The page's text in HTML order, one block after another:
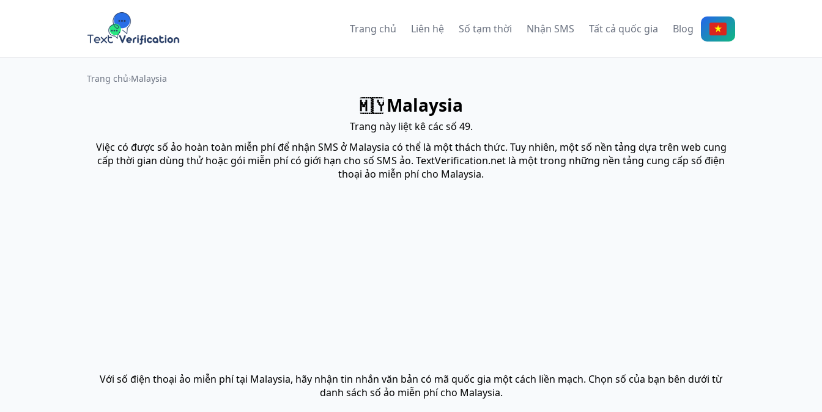
Trang chủ Liên hệ Số tạm thời Nhận SMS Tất cả quốc gia Blog
Trang chủ Malaysia
🇲🇾Malaysia
Trang này liệt kê các số 49.
Việc có được số ảo hoàn toàn miễn phí để nhận SMS ở Malaysia có thể là một thách thức. Tuy nhiên, một số nền tảng dựa trên web cung
cấp thời gian dùng thử hoặc gói miễn phí có giới hạn cho số SMS ảo. TextVerification.net là một trong những nền tảng cung cấp số điện
thoại ảo miễn phí cho Malaysia.
Với số điện thoại ảo miễn phí tại Malaysia, hãy nhận tin nhắn văn bản có mã quốc gia một cách liền mạch. Chọn số của bạn bên dưới từ
danh sách số ảo miễn phí cho Malaysia.